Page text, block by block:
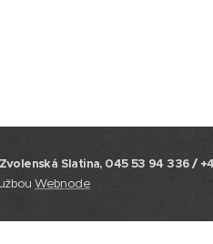
Slatina, 045 53 94 336/
Webnode